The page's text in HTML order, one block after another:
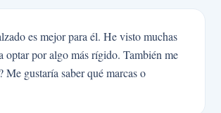
es mejor para él. He visto muchas
optar por algo más rígido. También me
gustaría saber qué marcas o